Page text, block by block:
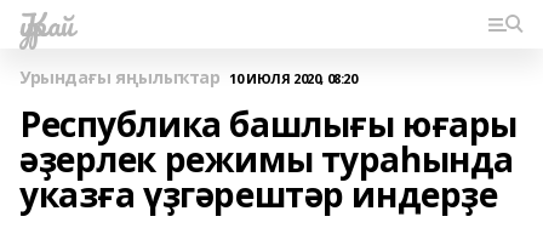
Ҡурай
Урындағы яңылыҡтар 10 ИЮЛЯ 2020, 08:20
Республика башлығы юғары
әҙерлек режимы тураһында
указға үҙгәрештәр индерҙе